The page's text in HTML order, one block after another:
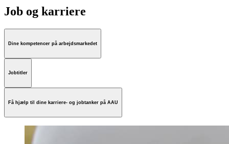
Job og karriere
Dine kompetencer på arbejdsmarkedet
Jobtitler
Få hjælp til dine karriere- og jobtanker på AAU